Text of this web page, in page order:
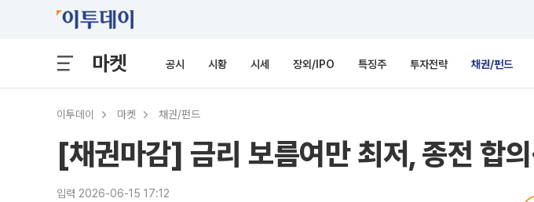
마켓 공시 시황 시세 장외/IPO 특징주 투자전략 채권/펀드
이투데이 마켓 채권/펀드
[채권마감] 금리 보름여만 최저, 종전 합
입력 2026-06-15 17:12